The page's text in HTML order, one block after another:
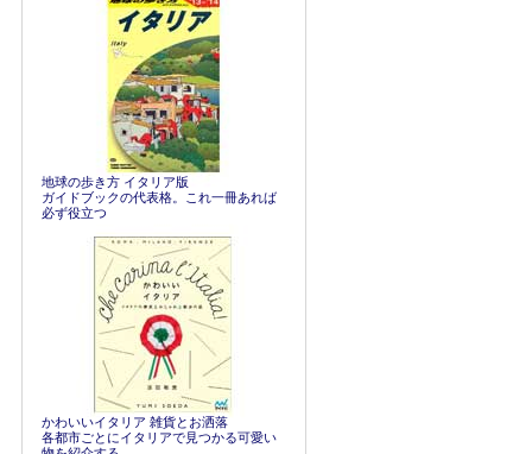
地球の歩き方 イタリア版
ガイドブックの代表格。これ一冊あれば
必ず役立つ
かわいいイタリア 雑貨とお洒落
各都市ごとにイタリアで見つかる可愛い